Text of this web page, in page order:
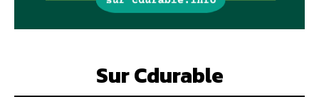
Sur Cdurable